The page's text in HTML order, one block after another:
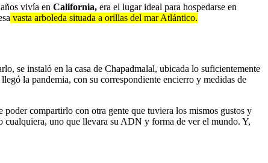
vivía en California, era el lugar ideal para hospedarse en
vasta arboleda situada a orillas del mar Atlántico.
se instaló en la casa de Chapadmalal, ubicada lo suficientemente
la pandemia, con su correspondiente encierro y medidas de
poder compartirlo con otra gente que tuviera los mismos gustos y
cualquiera, uno que llevara su ADN y forma de ver el mundo. Y,